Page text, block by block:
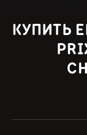
КУПИТЬ